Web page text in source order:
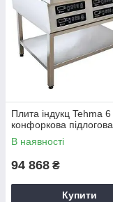
Плита індукц Tehma 6
конфоркова підлогова
В наявності
94 868 ₴
Купити